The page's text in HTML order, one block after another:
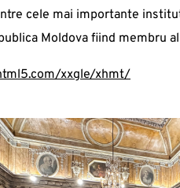
cele mai importante
Moldova fiind membru
xxgle/xhmt/